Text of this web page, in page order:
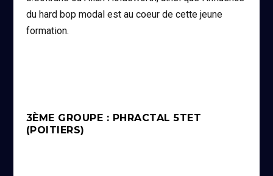
du hard bop modal est au coeur de cette jeune
formation.
3ÈME GROUPE : PHRACTAL 5TET
(POITIERS)